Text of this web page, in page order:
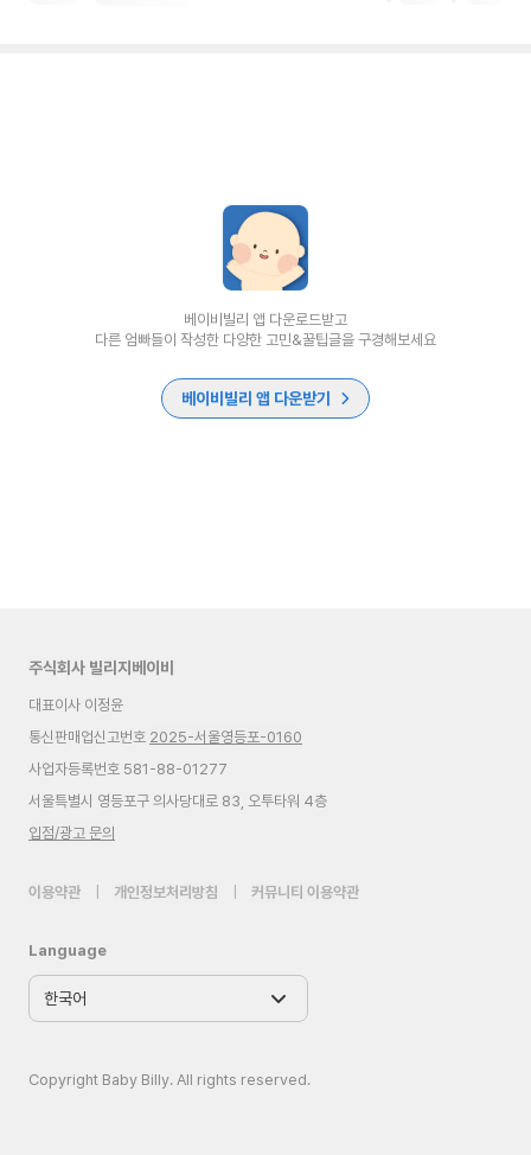
베이비빌리 앱 다운로드받고
다른 엄빠들이 작성한 다양한 고민&꿀팁글을 구경해보세요
베이비빌리 앱 다운받기
주식회사 빌리지베이비
대표이사 이정윤
통신판매업신고번호 2025-서울영등포-0160
사업자등록번호 581-88-01277
서울특별시 영등포구 의사당대로 83, 오투타워 4층
입점/광고 문의
이용약관 개인정보처리방침 커뮤니티 이용약관
Language
Copyright Baby Billy. All rights reserved.